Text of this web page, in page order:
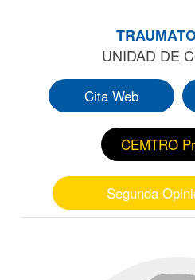
UNIDAD DE
Cita Web
CEMTRO
Segunda